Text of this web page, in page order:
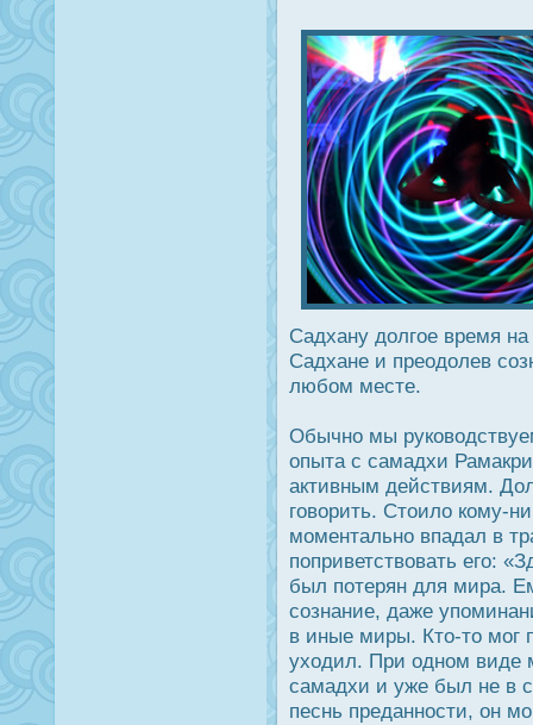
Садхану дοлгое время
Садхане и преодοлев
любом месте.
Обычно мы
опыта с самадхи
активным действиям.
говорить. Стоило кому-
моментально впадал в
поприветствовать его:
был потерян для мира.
сознание, даже
в иные миры. Кто-то мог
уходил. При одном виде
самадхи и уже был не в
песнь преданнοсти, он